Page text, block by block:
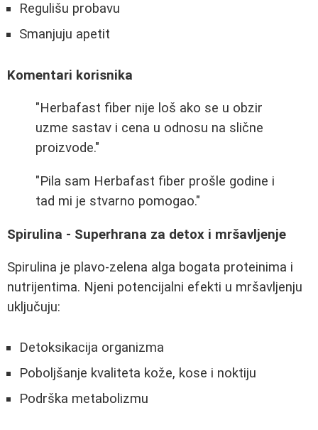
Regulišu probavu
Smanjuju apetit
Komentari korisnika
"Herbafast fiber nije loš ako se u obzir
uzme sastav i cena u odnosu na slične
proizvode."
"Pila sam Herbafast fiber prošle godine i
tad mi je stvarno pomogao."
Spirulina - Superhrana za detox i mršavljenje
Spirulina je plavo-zelena alga bogata proteinima i
nutrijentima. Njeni potencijalni efekti u mršavljenju
uključuju:
Detoksikacija organizma
Poboljšanje kvaliteta kože, kose i noktiju
Podrška metabolizmu